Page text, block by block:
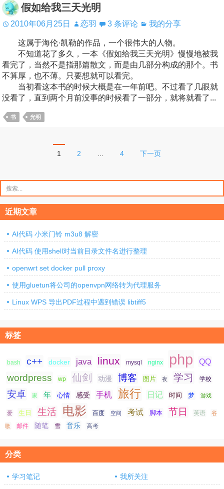
假如给我三天光明
2010年06月25日 恋羽 3 条评论 我的分享
这属于海伦·凯勒的作品，一个很伟大的人物。
不知道花了多久，一本《假如给我三天光明》慢慢地被我
看完了，当然不是指那篇散文，而是由几部分构成的那个。书
不算厚，也不薄。只要想就可以看完。
当初看这本书的时候大概是在一年前吧。不过看了几眼就
没看了，直到两个月前没事的时候看了一部分，就将就看了...
书 光明
分
页
1 2 4 下一页
索：
近期文章
AI代码 小米门铃 m3u8 解密
AI代码 使用shell对当前目录文件名进行整理
openwrt set docker pull proxy
使用gluetun将公司的openvpn网络转为代理服务
Linux WPS 导出PDF过程中遇到错误 libtiff5
标签
bash c++ docker java linux mysql nginx php QQ
wordpress wp 仙剑 动漫 博客 图片 夜 学习 学校
安卓 家 年 心情 感受 手机 旅行 日记 时间 梦 游戏
爱 生日 生活 电影 百度 空间 考试 脚本 节日 英语 谷
歌 邮件 随笔 雪 音乐 高考
分类
学习笔记 我所关注